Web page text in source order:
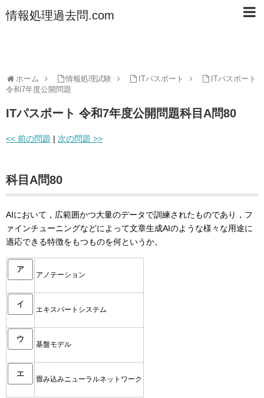
情報処理過去問.com
ホーム 情報処理試験 ITパスポート
ITパスポート
令和7年度公開問題
ITパスポート 令和7年度公開問題科目A問80
<< 前の問題 | 次の問題 >>
科目A問80
AIにおいて，広範囲かつ大量のデータで訓練されたものであり，フ
ァインチューニングなどによって文章生成AIのような様々な用途に
適応できる特徴をもつものを何というか。
ア
アノテーション
イ
エキスパートシステム
ウ
基盤モデル
エ
畳み込みニューラルネットワーク